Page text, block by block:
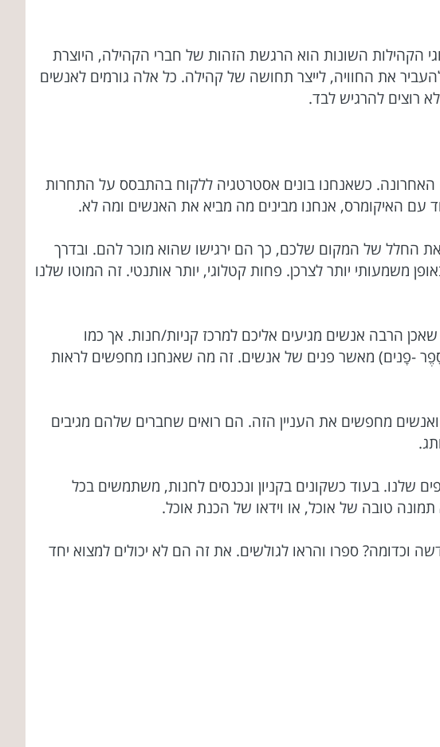
הקהילות השונות הוא הרגשת הזהות של חברי הקהילה, היוצרת
את החוויה, לייצר תחושה של קהילה. כל אלה גורמים לאנשים
רוצים להרגיש לבד.
האחרונה. כשאנחנו בונים אסטרטגיה ללקוח בהתבסס על התחרות
עם האיקומרס, אנחנו מבינים מה מביא את האנשים ומה לא.
החלל של המקום שלכם, כך הם ירגישו שהוא מוכר להם. ובדרך
משמעותי יותר לצרכן. פחות קטלוגי, יותר אותנטי. זה המוטו שלנו
הרבה אנשים מגיעים אליכם למרכז קניות/חנות. אך כמו
-פָנים) מאשר פנים של אנשים. זה מה שאנחנו מחפשים לראות
ואנשים מחפשים את העניין הזה. הם רואים שחברים שלהם מגיבים
שלנו. בעוד כשקונים בקניון ונכנסים לחנות, משתמשים בכל
טובה של אוכל, או וידאו של הכנת אוכל.
וכדומה? ספרו והראו לגולשים. את זה הם לא יכולים למצוא יחד